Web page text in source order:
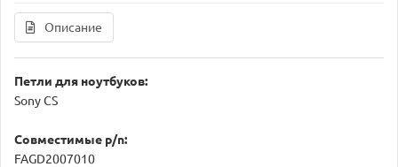
Описание
Петли для ноутбуков:
Sony CS
Совместимые p/n:
FAGD2007010